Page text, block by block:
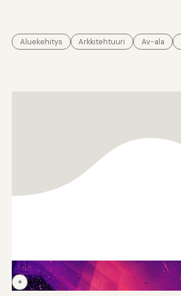
Aluekehitys Arkkitehtuuri Av-ala
+Innovaatiot TKI
Kansainvälistyminen